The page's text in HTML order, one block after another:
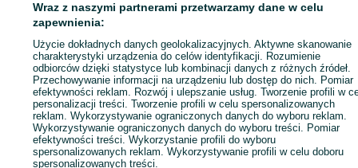
Wyślij wiadomość Kup
Wraz z naszymi partnerami przetwarzamy dane w celu
zapewnienia:
Użycie dokładnych danych geolokalizacyjnych. Aktywne skanowanie
charakterystyki urządzenia do celów identyfikacji. Rozumienie
odbiorców dzięki statystyce lub kombinacji danych z różnych źródeł.
Przechowywanie informacji na urządzeniu lub dostęp do nich. Pomiar
efektywności reklam. Rozwój i ulepszanie usług. Tworzenie profili w
personalizacji treści. Tworzenie profili w celu spersonalizowanych
reklam. Wykorzystywanie ograniczonych danych do wyboru reklam.
Wykorzystywanie ograniczonych danych do wyboru treści. Pomiar
efektywności treści. Wykorzystanie profili do wyboru
spersonalizowanych reklam. Wykorzystywanie profili w celu doboru
spersonalizowanych treści.